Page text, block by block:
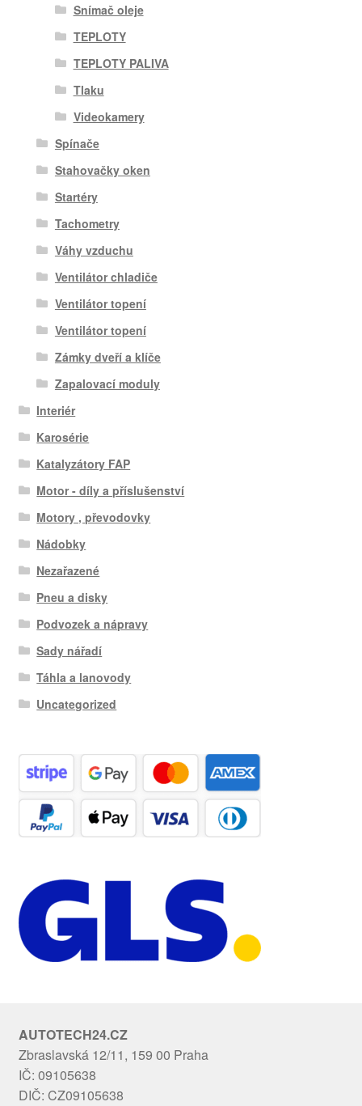
Snímač oleje
TEPLOTY
TEPLOTY PALIVA
Tlaku
Videokamery
Spínače
Stahovačky oken
Startéry
Tachometry
Váhy vzduchu
Ventilátor chladiče
Ventilátor topení
Ventilátor topení
Zámky dveří a klíče
Zapalovací moduly
Interiér
Karosérie
Katalyzátory FAP
Motor - díly a příslušenství
Motory , převodovky
Nádobky
Nezařazené
Pneu a disky
Podvozek a nápravy
Sady nářadí
Táhla a lanovody
Uncategorized
AUTOTECH24.CZ
Zbraslavská 12/11, 159 00 Praha
IČ: 09105638
DIČ: CZ09105638